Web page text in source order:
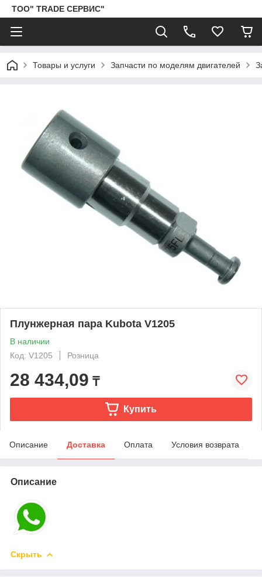
ТОО" TRADE СЕРВИС"
Товары и услуги Запчасти по моделям двигателей
Плунжерная пара Kubota V1205
В наличии
Код: V1205
Розница
28 434,09 ₸
Купить
Описание Доставка Оплата Условия возврата
Описание
Скрыть